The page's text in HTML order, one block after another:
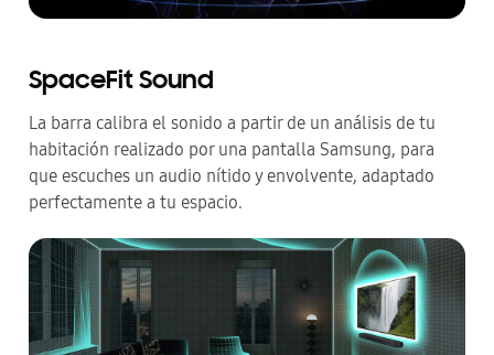
SpaceFit Sound
La barra calibra el sonido a partir de un análisis de tu
habitación realizado por una pantalla Samsung, para
que escuches un audio nítido y envolvente, adaptado
perfectamente a tu espacio.